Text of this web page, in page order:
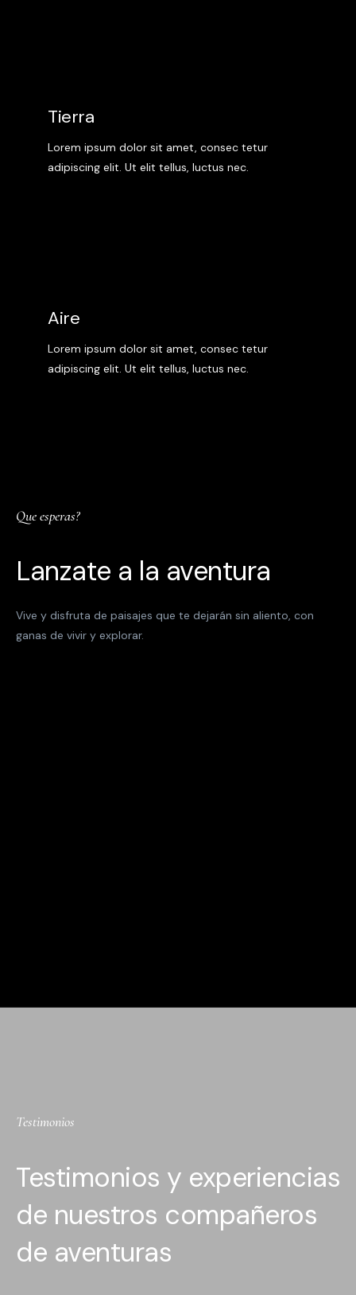
Tierra
Lorem ipsum dolor sit amet, consec tetur
adipiscing elit. Ut elit tellus, luctus nec.
Aire
Lorem ipsum dolor sit amet, consec tetur
adipiscing elit. Ut elit tellus, luctus nec.
Que esperas?
Lanzate a la aventura
Vive y disfruta de paisajes que te dejarán sin aliento, con
ganas de vivir y explorar.
Testimonios
Testimonios y experiencias
de nuestros compañeros
de aventuras